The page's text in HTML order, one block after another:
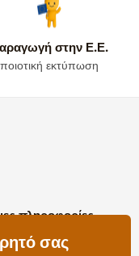
στην Ε.Ε.
ποιοτική εκτύπωση
πληροφορίες
με εμάς σας